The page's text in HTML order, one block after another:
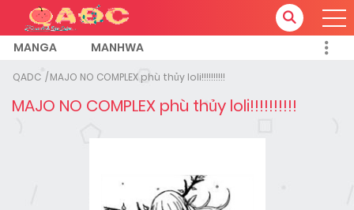
MANGA MANHWA
QADC MAJO NO COMPLEX phù thủy loli!!!!!!!!!!
MAJO NO COMPLEX phù thủy loli!!!!!!!!!!